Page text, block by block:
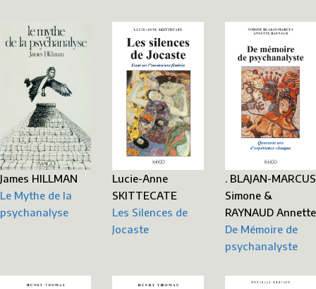
James HILLMAN
Le Mythe de la
psychanalyse
Lucie-Anne
SKITTECATE
Les Silences de
Jocaste
. BLAJAN-MARCUS
Simone &
RAYNAUD Annette
De Mémoire de
psychanalyste